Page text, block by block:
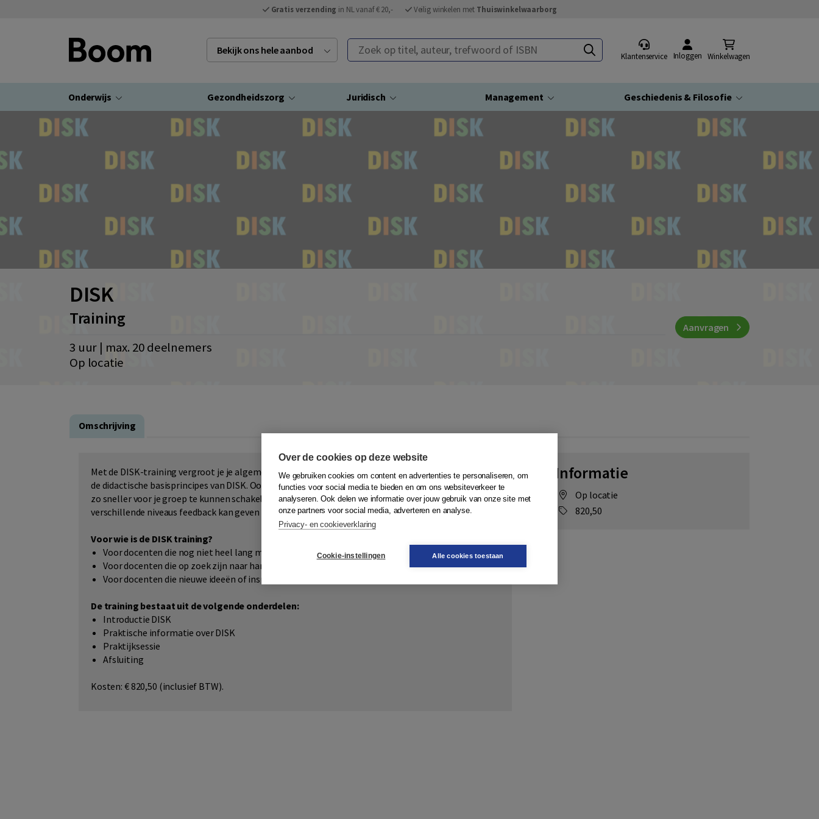
Gratis verzending in NL vanaf € 20,- Veilig winkelen met Thuiswinkelwaarborg
Bekijk ons hele aanbod Zoek op titel, auteur, trefwoord of ISBN
Klantenservice Inloggen Winkelwagen
Onderwijs Gezondheidszorg Juridisch Management Geschiedenis & Filosofie
DISK
Training
3 uur | max. 20 deelnemers
Op locatie
Aanvragen
Omschrijving
Met de DISK-training vergroot je je algemene kennis over DISK. Je wordt op de hoogte gebracht van
de didactische basisprincipes van DISK. Ook oefen je met het inrichten van een taakgerichte les om
zo sneller voor je groep te kunnen schakelen. Ook krijg je bij de training ideeën over hoe je op
verschillende niveaus feedback kan geven bij een gedifferentieerde groep.
Voor wie is de DISK training?
Voor docenten die nog niet heel lang met DISK werken
Voor docenten die op zoek zijn naar handvatten over hoe ze met DISK kunnen werken
Voor docenten die nieuwe ideeën of inspiratie op willen doen, ook van/met hun eigen team.
De training bestaat uit de volgende onderdelen:
Introductie DISK
Praktische informatie over DISK
Praktijksessie
Afsluiting
Kosten: € 820,50 (inclusief BTW).
Informatie
Op locatie
820,50
Over de cookies op deze website
We gebruiken cookies om content en advertenties te personaliseren, om
functies voor social media te bieden en om ons websiteverkeer te
analyseren. Ook delen we informatie over jouw gebruik van onze site met
onze partners voor social media, adverteren en analyse.
Privacy- en cookieverklaring
Cookie-instellingen Alle cookies toestaan